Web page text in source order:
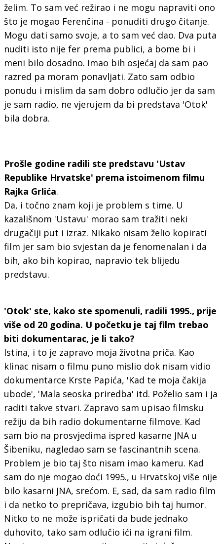
želim. To sam već režirao i ne mogu napraviti ono
što je mogao Ferenčina - ponuditi drugo čitanje.
Mogu dati samo svoje, a to sam već dao. Dva puta
nuditi isto nije fer prema publici, a bome bi i
meni bilo dosadno. Imao bih osjećaj da sam pao
razred pa moram ponavljati. Zato sam odbio
ponudu i mislim da sam dobro odlučio jer da sam
je sam radio, ne vjerujem da bi predstava 'Otok'
bila dobra.
Prošle godine radili ste predstavu 'Ustav
Republike Hrvatske' prema istoimenom filmu
Rajka Grlića.
Da, i točno znam koji je problem s time. U
kazališnom 'Ustavu' morao sam tražiti neki
drugačiji put i izraz. Nikako nisam želio kopirati
film jer sam bio svjestan da je fenomenalan i da
bih, ako bih kopirao, napravio tek blijedu
predstavu.
'Otok' ste, kako ste spomenuli, radili 1995., prije
više od 20 godina. U početku je taj film trebao
biti dokumentarac, je li tako?
Istina, i to je zapravo moja životna priča. Kao
klinac nisam o filmu puno mislio dok nisam vidio
dokumentarce Krste Papića, 'Kad te moja čakija
ubode', 'Mala seoska priredba' itd. Poželio sam i ja
raditi takve stvari. Zapravo sam upisao filmsku
režiju da bih radio dokumentarne filmove. Kad
sam bio na prosvjedima ispred kasarne JNA u
Šibeniku, nagledao sam se fascinantnih scena.
Problem je bio taj što nisam imao kameru. Kad
sam do nje mogao doći 1995., u Hrvatskoj više nije
bilo kasarni JNA, srećom. E, sad, da sam radio film
i da netko to prepričava, izgubio bih taj humor.
Nitko to ne može ispričati da bude jednako
duhovito, tako sam odlučio ići na igrani film.